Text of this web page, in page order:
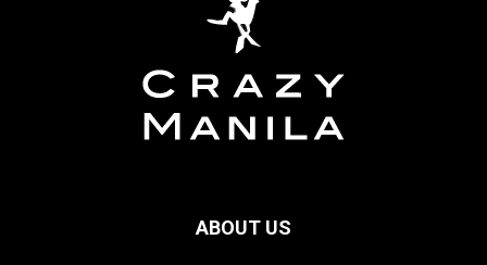
ABOUT US